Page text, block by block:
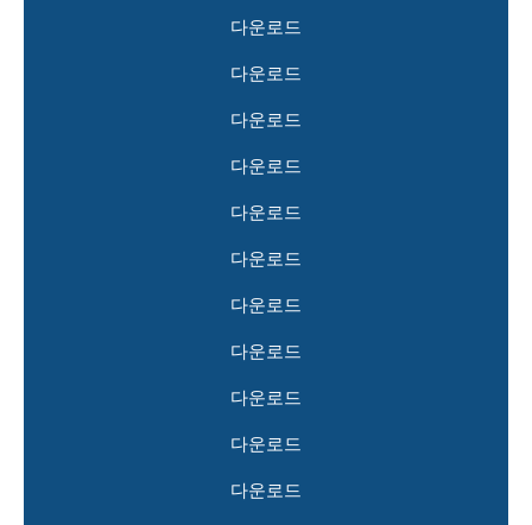
다운로드
다운로드
다운로드
다운로드
다운로드
다운로드
다운로드
다운로드
다운로드
다운로드
다운로드